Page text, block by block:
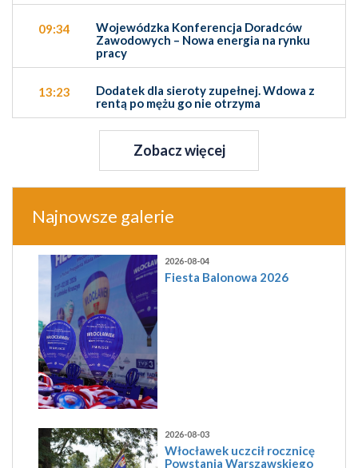
09:34
Wojewódzka Konferencja Doradców
Zawodowych – Nowa energia na rynku
pracy
13:23
Dodatek dla sieroty zupełnej. Wdowa z
rentą po mężu go nie otrzyma
Zobacz więcej
Najnowsze galerie
2026-08-04
Fiesta Balonowa 2026
2026-08-03
Włocławek uczcił rocznicę
Powstania Warszawskiego